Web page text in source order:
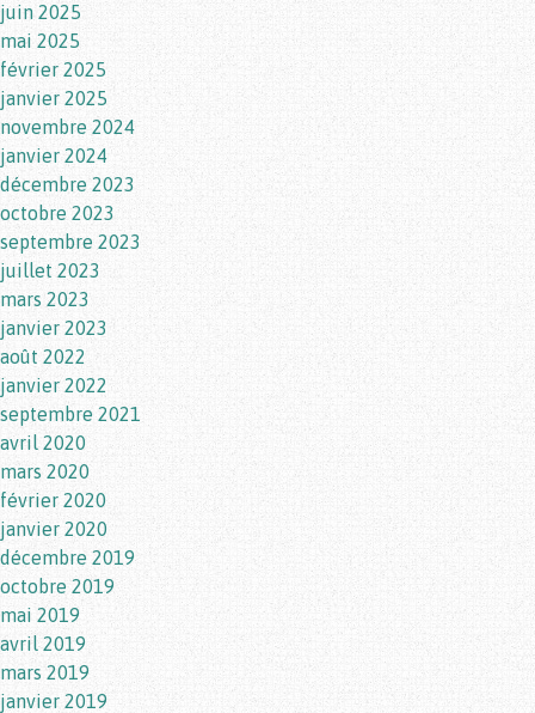
juin 2025
mai 2025
février 2025
janvier 2025
novembre 2024
janvier 2024
décembre 2023
octobre 2023
septembre 2023
juillet 2023
mars 2023
janvier 2023
août 2022
janvier 2022
septembre 2021
avril 2020
mars 2020
février 2020
janvier 2020
décembre 2019
octobre 2019
mai 2019
avril 2019
mars 2019
janvier 2019